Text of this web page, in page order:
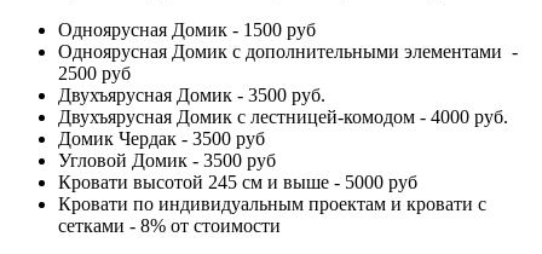
Одноярусная Домик - 1500 руб
Одноярусная Домик с дополнительными элементами -
2500 руб
Двухъярусная Домик - 3500 руб.
Двухъярусная Домик с лестницей-комодом - 4000 руб.
Домик Чердак - 3500 руб
Угловой Домик - 3500 руб
Кровати высотой 245 см и выше - 5000 руб
Кровати по индивидуальным проектам и кровати с
сетками - 8% от стоимости